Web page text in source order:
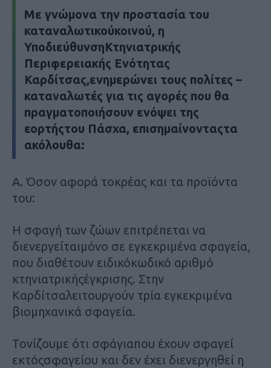
Με γνώμονα την προστασία του
καταναλωτικούκοινού, η
ΥποδιεύθυνσηΚτηνιατρικής
Περιφερειακής Ενότητας
Καρδίτσας,ενημερώνει τους πολίτες –
καταναλωτές για τις αγορές που θα
πραγματοποιήσουν ενόψει της
εορτήςτου Πάσχα, επισημαίνονταςτα
ακόλουθα:
Α. Όσον αφορά τοκρέας και τα προϊόντα
του:
Η σφαγή των ζώων επιτρέπεται να
διενεργείταιμόνο σε εγκεκριμένα σφαγεία,
που διαθέτουν ειδικόκωδικό αριθμό
κτηνιατρικήςέγκρισης. Στην
Καρδίτσαλειτουργούν τρία εγκεκριμένα
βιομηχανικά σφαγεία.
Τονίζουμε ότι σφάγιαπου έχουν σφαγεί
εκτόςσφαγείου και δεν έχει διενεργηθεί η